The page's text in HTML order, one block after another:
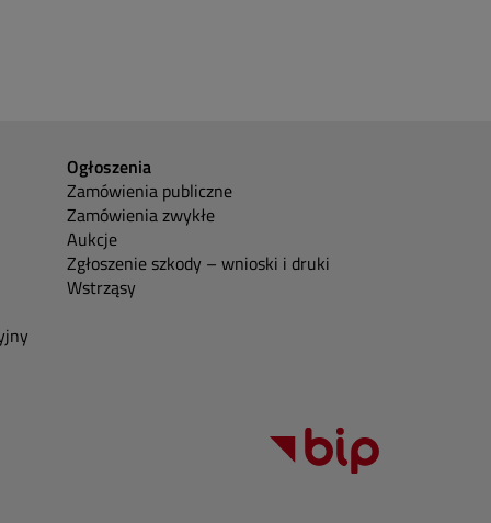
Ogłoszenia
Zamówienia publiczne
Zamówienia zwykłe
Aukcje
Zgłoszenie szkody – wnioski i druki
Wstrząsy